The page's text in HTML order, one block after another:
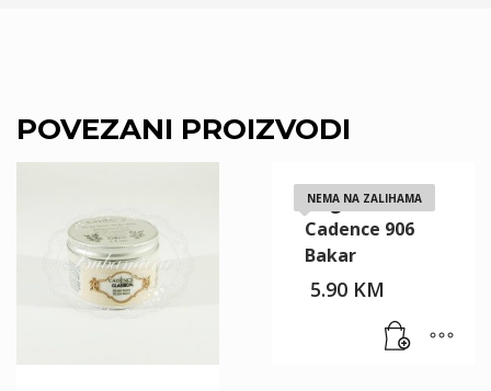
POVEZANI PROIZVODI
NEMA NA ZALIHAMA
Finger wax
Cadence 906
Bakar
5.90 KM